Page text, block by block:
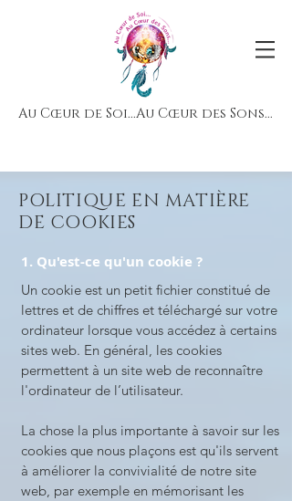
Au Cœur de Soi...Au Cœur des Sons...
POLITIQUE EN MATIÈRE
DE COOKIES
1. Qu'est-ce qu'un cookie ?
Un cookie est un petit fichier constitué de
lettres et de chiffres et téléchargé sur votre
ordinateur lorsque vous accédez à certains
sites web. En général, les cookies
permettent à un site web de reconnaître
l'ordinateur de l’utilisateur.
La chose la plus importante à savoir sur les
cookies que nous plaçons est qu'ils servent
à améliorer la convivialité de notre site
web, par exemple en mémorisant les